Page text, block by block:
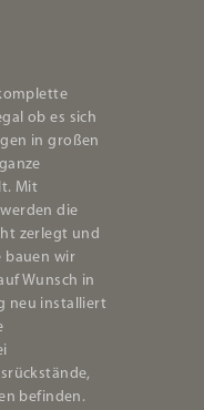
ob es sich
in großen
Mit
die
zerlegt und
bauen wir
Wunsch in
neu installiert
befinden.